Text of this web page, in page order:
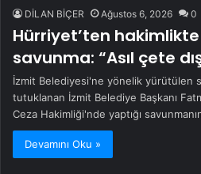
DİLAN BİÇER Ağustos 6, 2026 0
Hürriyet’ten
savunma: “Asıl çete
İzmit Belediyesi'ne yönelik yürütülen
tutuklanan İzmit Belediye Başkanı
Ceza Hakimliği'nde yaptığı
Devamını Oku »